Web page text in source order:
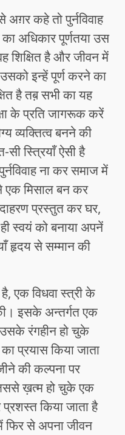
कहे तो पुर्नविवाह
अधिकार पूर्णतया उस
शिक्षित है और जीवन में
इन्हें पूर्ण करने का
है तब़ सभी का यह
के प्रति जागरूक करें
व्यक्तित्व बनने की
सी स्त्रियाँ ऐसी है
ना कर समाज में
एक मिसाल बन कर
प्रस्तुत कर घर,
स्वयं को बनाया अपनें
हृदय से सम्मान की
है, एक विधवा स्त्री के
इसके अन्तर्गत एक
उसके रंगहीन हो चुके
प्रयास किया जाता
की कल्पना पर
ख़त्म हो चुके एक
प्रशस्त किया जाता है
फिर से अपना जीवन